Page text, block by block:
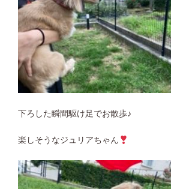
下ろした瞬間駆け足でお散歩♪
楽しそうなジュリアちゃん